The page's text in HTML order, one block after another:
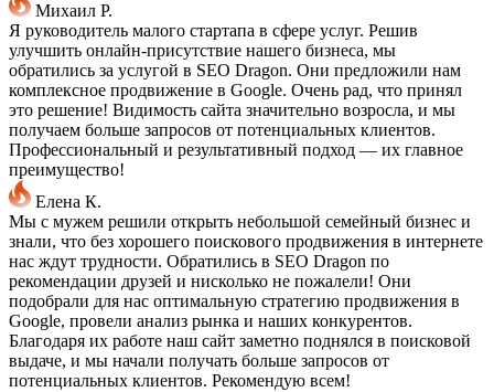
Михаил Р.
Я руководитель малого стартапа в сфере услуг. Решив
улучшить онлайн-присутствие нашего бизнеса, мы
обратились за услугой в SEO Dragon. Они предложили нам
комплексное продвижение в Google. Очень рад, что принял
это решение! Видимость сайта значительно возросла, и мы
получаем больше запросов от потенциальных клиентов.
Профессиональный и результативный подход — их главное
преимущество!
Елена К.
Мы с мужем решили открыть небольшой семейный бизнес и
знали, что без хорошего поискового продвижения в интернете
нас ждут трудности. Обратились в SEO Dragon по
рекомендации друзей и нисколько не пожалели! Они
подобрали для нас оптимальную стратегию продвижения в
Google, провели анализ рынка и наших конкурентов.
Благодаря их работе наш сайт заметно поднялся в поисковой
выдаче, и мы начали получать больше запросов от
потенциальных клиентов. Рекомендую всем!